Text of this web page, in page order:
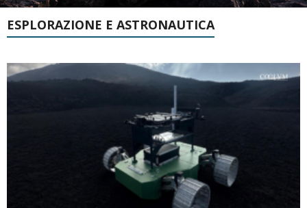
ESPLORAZIONE E ASTRONAUTICA